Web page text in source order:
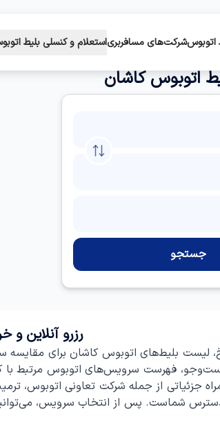
اتوبوسشرکت‌های مسافربریاستعلام و کنسلی بلیط
اتوبوس کاشان
جستجو
رزرو آنلاین و
لیست بلیط‌های اتوبوس کاشان برای
فهرست سرویس‌های اتوبوس مرتبط با
جزئیاتی از جمله شرکت تعاونی اتوبوس،
شماست. پس از انتخاب سرویس، می‌توانید